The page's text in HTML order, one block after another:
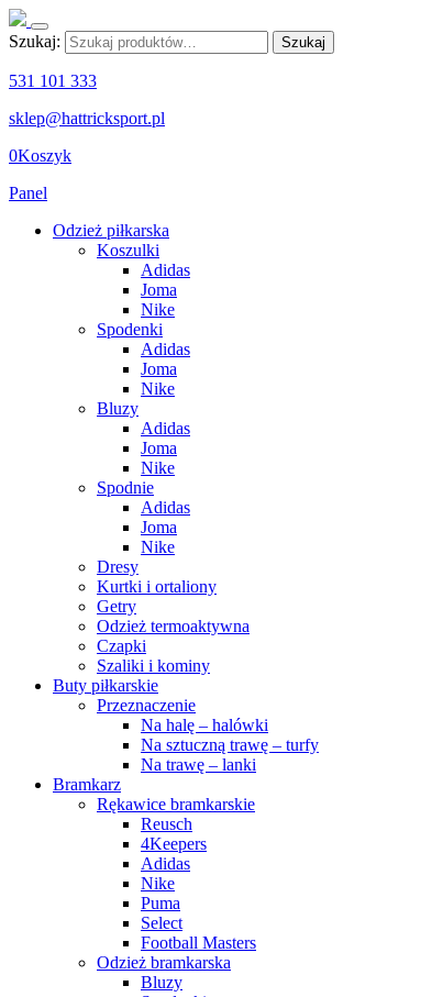
Szukaj: Szukaj
531 101 333
sklep@hattricksport.pl
0Koszyk
Panel
Odzież piłkarska
Koszulki
Adidas
Joma
Nike
Spodenki
Adidas
Joma
Nike
Bluzy
Adidas
Joma
Nike
Spodnie
Adidas
Joma
Nike
Dresy
Kurtki i ortaliony
Getry
Odzież termoaktywna
Czapki
Szaliki i kominy
Buty piłkarskie
Przeznaczenie
Na halę – halówki
Na sztuczną trawę – turfy
Na trawę – lanki
Bramkarz
Rękawice bramkarskie
Reusch
4Keepers
Adidas
Nike
Puma
Select
Football Masters
Odzież bramkarska
Bluzy